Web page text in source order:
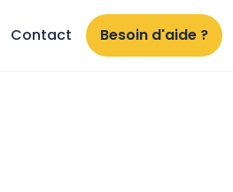
Contact Besoin d'aide ?